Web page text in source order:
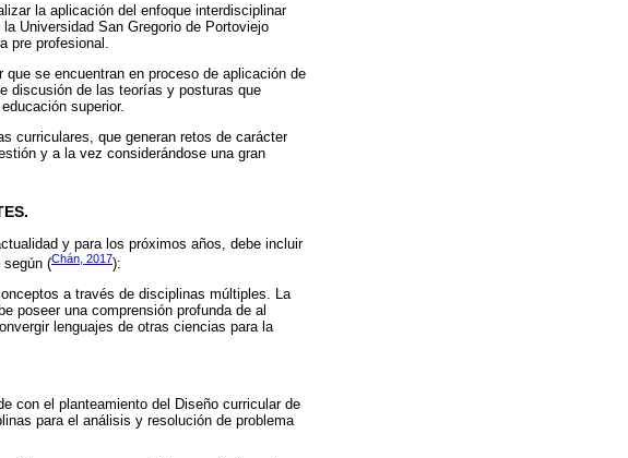
la aplicación del enfoque interdisciplinar
Universidad San Gregorio de Portoviejo
profesional.
se encuentran en proceso de aplicación de
discusión de las teorías y posturas que
superior.
curriculares, que generan retos de carácter
y a la vez considerándose una gran
y para los próximos años, debe incluir
según (Chán, 2017):
a través de disciplinas múltiples. La
poseer una comprensión profunda de al
lenguajes de otras ciencias para la
con el planteamiento del Diseño curricular de
para el análisis y resolución de problema